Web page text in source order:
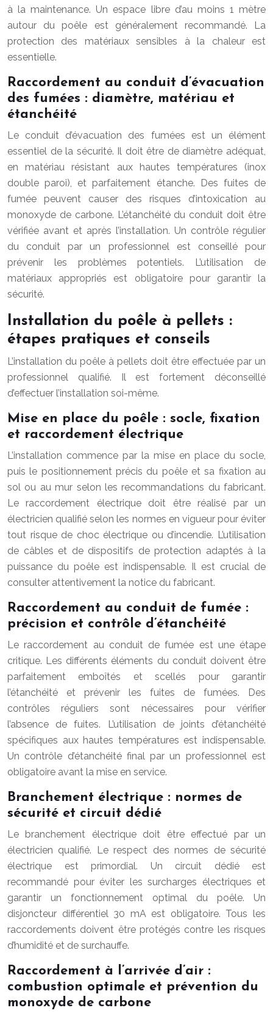
à la maintenance. Un espace libre d’au moins 1 mètre
autour du poêle est généralement recommandé. La
protection des matériaux sensibles à la chaleur est
essentielle.
Raccordement au conduit d’évacuation
des fumées : diamètre, matériau et
étanchéité
Le conduit d’évacuation des fumées est un élément
essentiel de la sécurité. Il doit être de diamètre adéquat,
en matériau résistant aux hautes températures (inox
double paroi), et parfaitement étanche. Des fuites de
fumée peuvent causer des risques d’intoxication au
monoxyde de carbone. L’étanchéité du conduit doit être
vérifiée avant et après l’installation. Un contrôle régulier
du conduit par un professionnel est conseillé pour
prévenir les problèmes potentiels. L’utilisation de
matériaux appropriés est obligatoire pour garantir la
sécurité.
Installation du poêle à pellets :
étapes pratiques et conseils
L’installation du poêle à pellets doit être effectuée par un
professionnel qualifié. Il est fortement déconseillé
d’effectuer l’installation soi-même.
Mise en place du poêle : socle, fixation
et raccordement électrique
L’installation commence par la mise en place du socle,
puis le positionnement précis du poêle et sa fixation au
sol ou au mur selon les recommandations du fabricant.
Le raccordement électrique doit être réalisé par un
électricien qualifié selon les normes en vigueur pour éviter
tout risque de choc électrique ou d’incendie. L’utilisation
de câbles et de dispositifs de protection adaptés à la
puissance du poêle est indispensable. Il est crucial de
consulter attentivement la notice du fabricant.
Raccordement au conduit de fumée :
précision et contrôle d’étanchéité
Le raccordement au conduit de fumée est une étape
critique. Les différents éléments du conduit doivent être
parfaitement emboîtés et scellés pour garantir
l’étanchéité et prévenir les fuites de fumées. Des
contrôles réguliers sont nécessaires pour vérifier
l’absence de fuites. L’utilisation de joints d’étanchéité
spécifiques aux hautes températures est indispensable.
Un contrôle d’étanchéité final par un professionnel est
obligatoire avant la mise en service.
Branchement électrique : normes de
sécurité et circuit dédié
Le branchement électrique doit être effectué par un
électricien qualifié. Le respect des normes de sécurité
électrique est primordial. Un circuit dédié est
recommandé pour éviter les surcharges électriques et
garantir un fonctionnement optimal du poêle. Un
disjoncteur différentiel 30 mA est obligatoire. Tous les
raccordements doivent être protégés contre les risques
d’humidité et de surchauffe.
Raccordement à l’arrivée d’air :
combustion optimale et prévention du
monoxyde de carbone